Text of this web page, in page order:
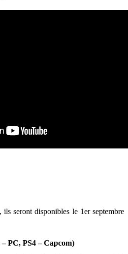
seront disponibles le 1er septembre
PC, PS4 – Capcom)